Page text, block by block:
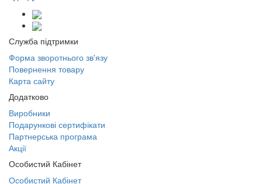
Служба підтримки
Форма зворотнього зв'язу
Повернення товару
Карта сайту
Додатково
Виробники
Подарункові сертифікати
Партнерська програма
Акції
Особистий Кабінет
Особистий Кабінет